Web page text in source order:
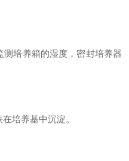
培养箱的湿度，密封培养器
培养基中沉淀。